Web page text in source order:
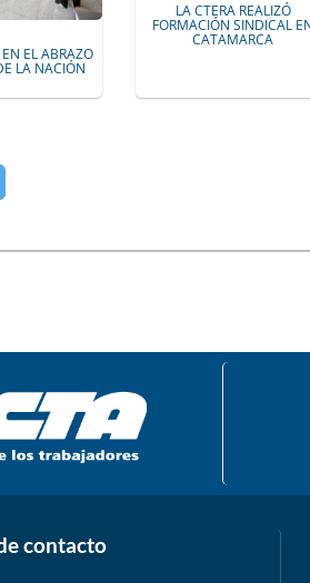
EL ABRAZO
LA NACIÓN
LA CTERA REALIZÓ
FORMACIÓN SINDICAL
CATAMARCA
contacto